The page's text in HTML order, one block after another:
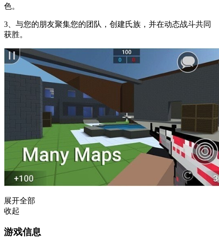
色。
3、与您的朋友聚集您的团队，创建氏族，并在动态战斗共同
获胜。
展开全部
收起
游戏信息